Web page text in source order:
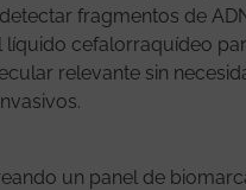
fragmentos de
líquido cefalorraquídeo
relevante sin
un panel de